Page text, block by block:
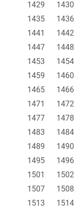
1429
1430
1435
1436
1441
1442
1447
1448
1453
1454
1459
1460
1465
1466
1471
1472
1477
1478
1483
1484
1489
1490
1495
1496
1501
1502
1507
1508
1513
1514